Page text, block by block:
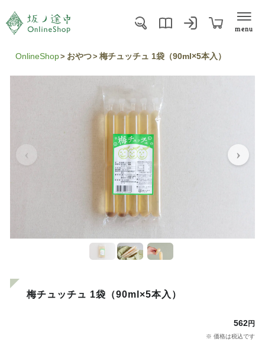
menu
OnlineShop おやつ 梅チュッチュ 1袋（90ml×5本入）
梅チュッチュ 1袋（90ml×5本入）
562円
※ 価格は税込です